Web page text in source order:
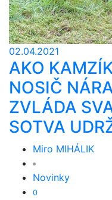
02.04.2021
AKO
NOSIČ
ZVLÁDA
SOTVA
Miro MIHÁLIK
Novinky
0